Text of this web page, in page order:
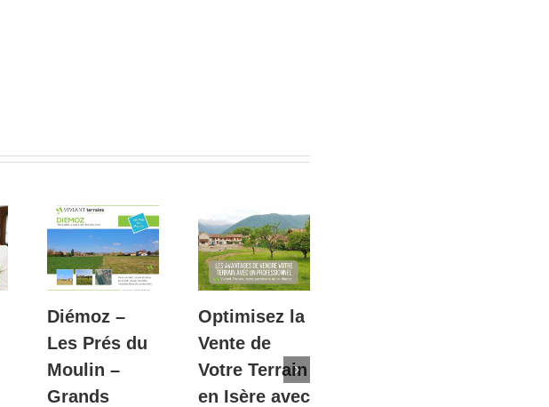
Diémoz –
Les Prés du
Moulin –
Grands
Optimisez la
Vente de
Votre Terrain
en Isère avec